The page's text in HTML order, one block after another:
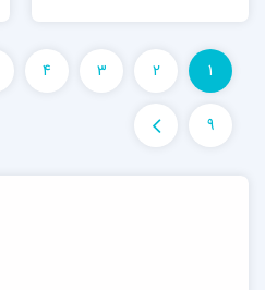
1
2
3
4
9